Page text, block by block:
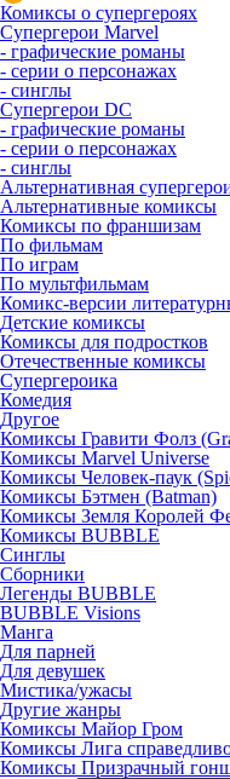
Комиксы о супергероях
Супергерои Marvel
- графические романы
- серии о персонажах
- синглы
Супергерои DC
- графические романы
- серии о персонажах
- синглы
Альтернативная
Альтернативные комиксы
Комиксы по франшизам
По фильмам
По играм
По мультфильмам
Комикс-версии
Детские комиксы
Комиксы для подростков
Отечественные комиксы
Супергероика
Комедия
Другое
Комиксы Гравити Фолз
Комиксы Marvel Universe
Комиксы Человек-паук
Комиксы Бэтмен (Batman)
Комиксы Земля Королей
Комиксы BUBBLE
Синглы
Сборники
Легенды BUBBLE
BUBBLE Visions
Манга
Для парней
Для девушек
Мистика/ужасы
Другие жанры
Комиксы Майор Гром
Комиксы Лига
Комиксы Призрачный